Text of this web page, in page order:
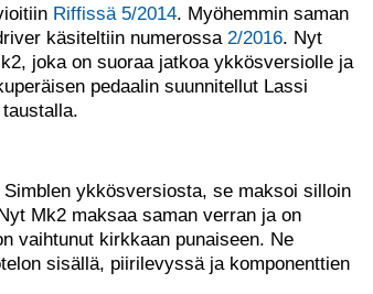
Riffissä 5/2014. Myöhemmin saman
käsiteltiin numerossa 2/2016. Nyt
joka on suoraa jatkoa ykkösversiolle ja
pedaalin suunnitellut Lassi
ykkösversiosta, se maksoi silloin
Mk2 maksaa saman verran ja on
vaihtunut kirkkaan punaiseen. Ne
sisällä, piirilevyssä ja komponenttien